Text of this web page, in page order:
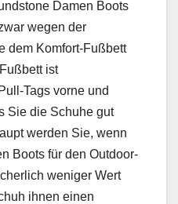
Damen Boots
wegen der
dem Komfort-Fußbett
ist
Tags vorne und
Sie die Schuhe gut
werden Sie, wenn
Boots für den Outdoor-
weniger Wert
ihnen einen